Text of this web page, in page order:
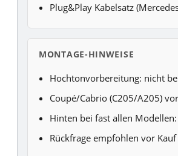
Plug&Play Kabelsatz
MONTAGE-HINWEISE
Hochtonvorbereitung: nicht
Coupé/Cabrio (C205/A205)
Hinten bei fast allen
Rückfrage empfohlen vor Kauf